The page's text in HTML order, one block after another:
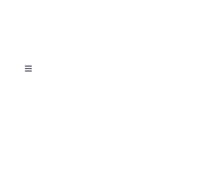
Toggle